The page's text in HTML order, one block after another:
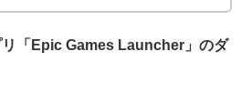
リ「Epic Games Launcher」のダ